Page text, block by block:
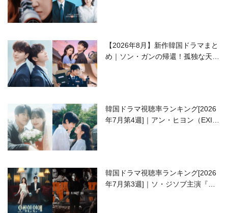
【2026年8月】新作韓国ドラマまと
め｜ソン・ガンの帰還！孤独な天才
韓国ドラマ視聴率ランキング[2026
年7月第4週]｜アン・ヒヨン（EXID
韓国ドラマ視聴率ランキング[2026
年7月第3週]｜ソ・ジソブ主演『エ